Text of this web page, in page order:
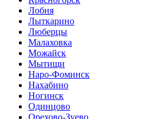
Лобня
Лыткарино
Люберцы
Малаховка
Можайск
Мытищи
Наро-Фоминск
Нахабино
Ногинск
Одинцово
Орехово-Зуево